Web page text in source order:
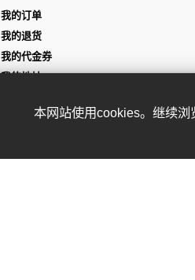
我的订单
我的退货
我的代金券
我的地址
我的凭证本网站使用cookies。继续